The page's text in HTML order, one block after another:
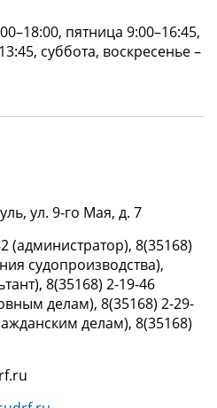
пятница 9:00–16:45,
суббота, воскресенье –
ул. 9-го Мая, д. 7
(администратор), 8(35168)
судопроизводства),
8(35168) 2-19-46
делам), 8(35168) 2-29-
делам), 8(35168)